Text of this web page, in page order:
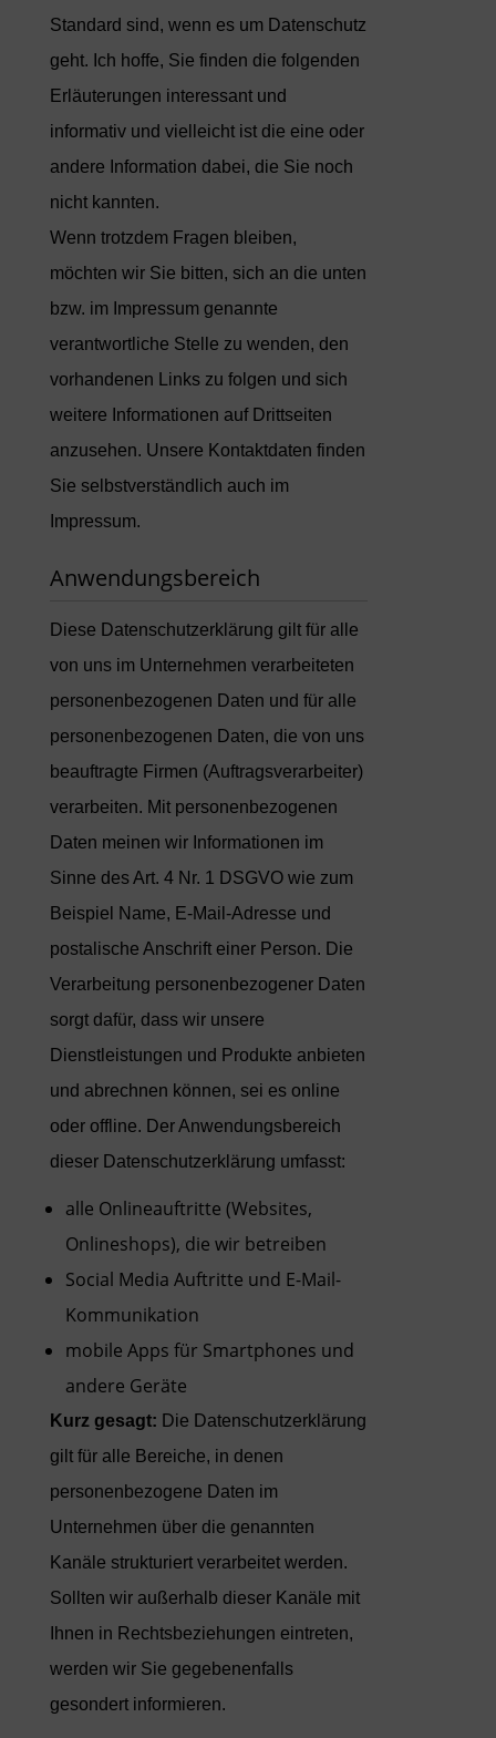
Standard sind, wenn es um Datenschutz
geht. Ich hoffe, Sie finden die folgenden
Erläuterungen interessant und
informativ und vielleicht ist die eine oder
andere Information dabei, die Sie noch
nicht kannten.
Wenn trotzdem Fragen bleiben,
möchten wir Sie bitten, sich an die unten
bzw. im Impressum genannte
verantwortliche Stelle zu wenden, den
vorhandenen Links zu folgen und sich
weitere Informationen auf Drittseiten
anzusehen. Unsere Kontaktdaten finden
Sie selbstverständlich auch im
Impressum.
Anwendungsbereich
Diese Datenschutzerklärung gilt für alle
von uns im Unternehmen verarbeiteten
personenbezogenen Daten und für alle
personenbezogenen Daten, die von uns
beauftragte Firmen (Auftragsverarbeiter)
verarbeiten. Mit personenbezogenen
Daten meinen wir Informationen im
Sinne des Art. 4 Nr. 1 DSGVO wie zum
Beispiel Name, E-Mail-Adresse und
postalische Anschrift einer Person. Die
Verarbeitung personenbezogener Daten
sorgt dafür, dass wir unsere
Dienstleistungen und Produkte anbieten
und abrechnen können, sei es online
oder offline. Der Anwendungsbereich
dieser Datenschutzerklärung umfasst:
alle Onlineauftritte (Websites,
Onlineshops), die wir betreiben
Social Media Auftritte und E-Mail-
Kommunikation
mobile Apps für Smartphones und
andere Geräte
Kurz gesagt: Die Datenschutzerklärung
gilt für alle Bereiche, in denen
personenbezogene Daten im
Unternehmen über die genannten
Kanäle strukturiert verarbeitet werden.
Sollten wir außerhalb dieser Kanäle mit
Ihnen in Rechtsbeziehungen eintreten,
werden wir Sie gegebenenfalls
gesondert informieren.